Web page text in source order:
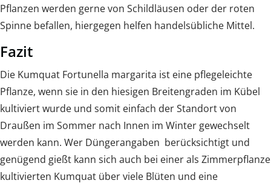
Pflanzen werden gerne von Schildläusen oder der roten
Spinne befallen, hiergegen helfen handelsübliche Mittel.
Fazit
Die Kumquat Fortunella margarita ist eine pflegeleichte
Pflanze, wenn sie in den hiesigen Breitengraden im Kübel
kultiviert wurde und somit einfach der Standort von
Draußen im Sommer nach Innen im Winter gewechselt
werden kann. Wer Düngerangaben berücksichtigt und
genügend gießt kann sich auch bei einer als Zimmerpflanze
kultivierten Kumquat über viele Blüten und eine